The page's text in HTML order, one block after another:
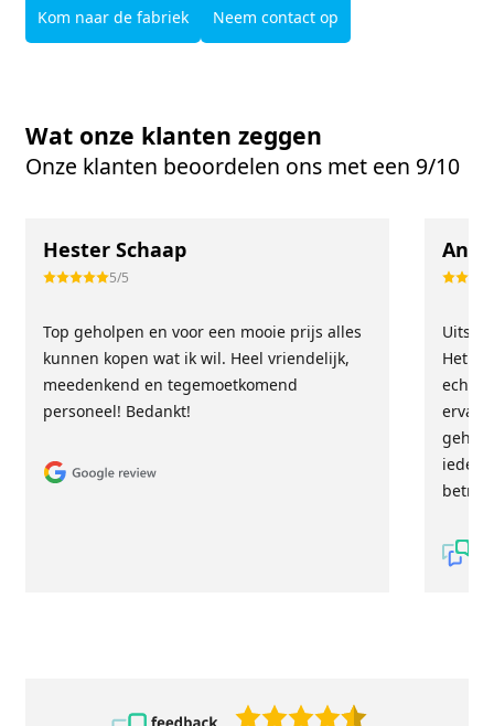
Kom naar de fabriek Neem contact op
Wat onze klanten zeggen
Onze klanten beoordelen ons met een 9/10
Hester Schaap
5/5
Top geholpen en voor een mooie prijs alles
kunnen kopen wat ik wil. Heel vriendelijk,
meedenkend en tegemoetkomend
personeel! Bedankt!
Het
echt